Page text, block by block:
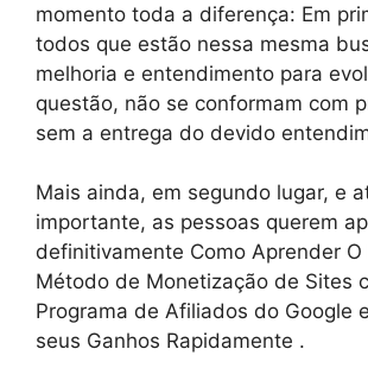
momento toda a diferença: Em
todos que estão nessa mesma
melhoria e entendimento para
questão, não se conformam com
sem a entrega do devido
Mais ainda, em segundo lugar, e
importante, as pessoas querem
definitivamente Como Aprender O
Método de Monetização de Sites
Programa de Afiliados do Google
seus Ganhos Rapidamente .